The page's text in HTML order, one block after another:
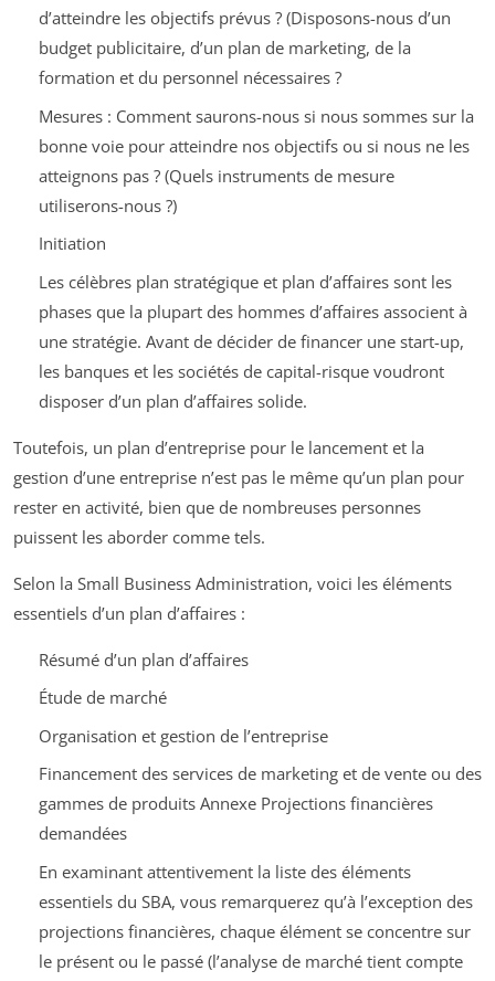
d’atteindre les objectifs prévus ? (Disposons-nous d’un
budget publicitaire, d’un plan de marketing, de la
formation et du personnel nécessaires ?
Mesures : Comment saurons-nous si nous sommes sur la
bonne voie pour atteindre nos objectifs ou si nous ne les
atteignons pas ? (Quels instruments de mesure
utiliserons-nous ?)
Initiation
Les célèbres plan stratégique et plan d’affaires sont les
phases que la plupart des hommes d’affaires associent à
une stratégie. Avant de décider de financer une start-up,
les banques et les sociétés de capital-risque voudront
disposer d’un plan d’affaires solide.
Toutefois, un plan d’entreprise pour le lancement et la
gestion d’une entreprise n’est pas le même qu’un plan pour
rester en activité, bien que de nombreuses personnes
puissent les aborder comme tels.
Selon la Small Business Administration, voici les éléments
essentiels d’un plan d’affaires :
Résumé d’un plan d’affaires
Étude de marché
Organisation et gestion de l’entreprise
Financement des services de marketing et de vente ou des
gammes de produits Annexe Projections financières
demandées
En examinant attentivement la liste des éléments
essentiels du SBA, vous remarquerez qu’à l’exception des
projections financières, chaque élément se concentre sur
le présent ou le passé (l’analyse de marché tient compte